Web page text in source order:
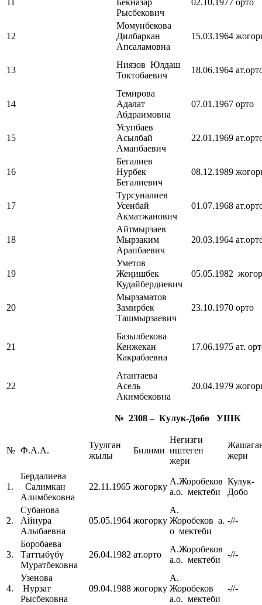
Бекназар
Рысбекович
02.10.1977 орто
12
Момунбекова
Дилбаркан
Апсаламовна
15.03.1964
13
Ниязов Юлдаш
Токтобаевич
18.06.1964
14
Темирова
Адалат
Абдраимовна
07.01.1967 орто
15
Усупбаев
Асылбай
Аманбаевич
22.01.1969
16
Бегалиев
Нурбек
Бегалиевич
08.12.1989
17
Турсуналиев
Усенбай
Акматжанович
01.07.1968
18
Айтмырзаев
Мырзаким
Арапбаевич
20.03.1964
19
Уметов
Жеңишбек
Кудайбердиевич
05.05.1982
20
Мырзаматов
Замирбек
Ташмырзаевич
23.10.1970 орто
21
Базылбекова
Кенжекан
Какрабаевна
17.06.1975 ат.
22
Атантаева
Асель
Акимбековна
20.04.1979
№ 2308 – Кулук-Дөбө УШК
№ Ф.А.А.
Туулган
жылы
Билими
Негизги
иштеген
жери
жери
1.
Бердалиева
Салимкан
Алимбековна
22.11.1965 жогорку
А.Жоробеков
а.о. мектеби
Кулук-
Добо
2.
Субанова
Айнура
Алыбаевна
05.05.1964 жогорку
А.
Жоробеков а.
о мектеби
-//-
3.
Боробаева
Таттыбүбү
Муратбековна
26.04.1982 ат.орто
А.Жоробеков
а.о. мектеби
-//-
4.
Узенова
Нурзат
Рысбековна
09.04.1988 жогорку
А.
Жоробеков
а.о. мектеби
-//-